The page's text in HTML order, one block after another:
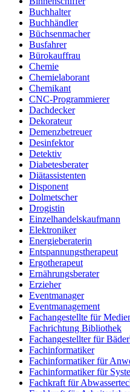
Buchhalter
Buchhändler
Büchsenmacher
Busfahrer
Bürokauffrau
Chemie
Chemielaborant
Chemikant
CNC-Programmierer
Dachdecker
Dekorateur
Demenzbetreuer
Desinfektor
Detektiv
Diabetesberater
Diätassistenten
Disponent
Dolmetscher
Drogistin
Einzelhandelskaufmann
Elektroniker
Energieberaterin
Entspannungstherapeut
Ergotherapeut
Ernährungsberater
Erzieher
Eventmanager
Eventmanagement
Fachangestellte für
Fachrichtung Bibliothek
Fachangestellter für
Fachinformatiker
Fachinformatiker für
Fachinformatiker für
Fachkraft für